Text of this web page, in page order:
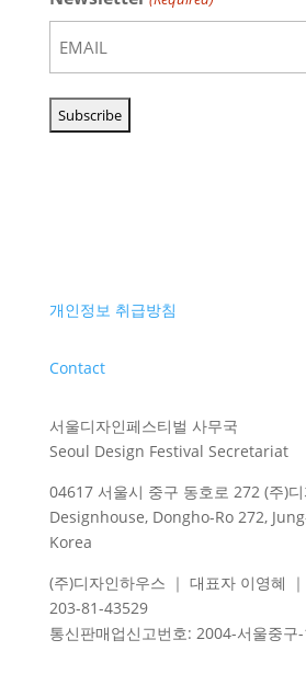
개인정보 취급방침
Contact
서울디자인페스티벌 사무국
Seoul Design Festival Secretariat
04617 서울시 중구 동호로 272 (주)
Designhouse, Dongho-Ro 272,
Korea
(주)디자인하우스 ｜ 대표자 이영혜
203-81-43529
통신판매업신고번호: 2004-서울중구